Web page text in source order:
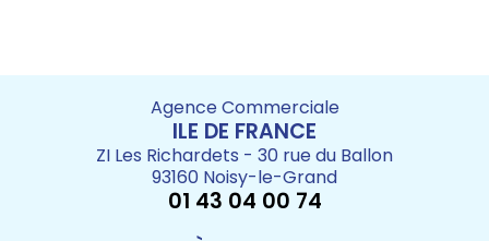
Agence Commerciale
ILE DE FRANCE
ZI Les Richardets - 30 rue du Ballon
93160 Noisy-le-Grand
01 43 04 00 74